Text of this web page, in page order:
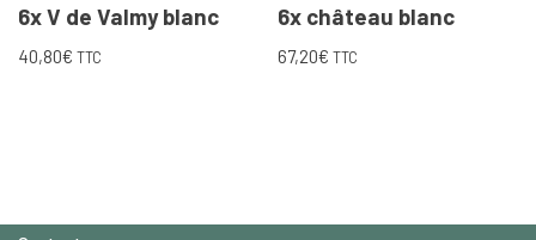
6x V de Valmy blanc
40,80€ TTC
6x château blanc
67,20€ TTC